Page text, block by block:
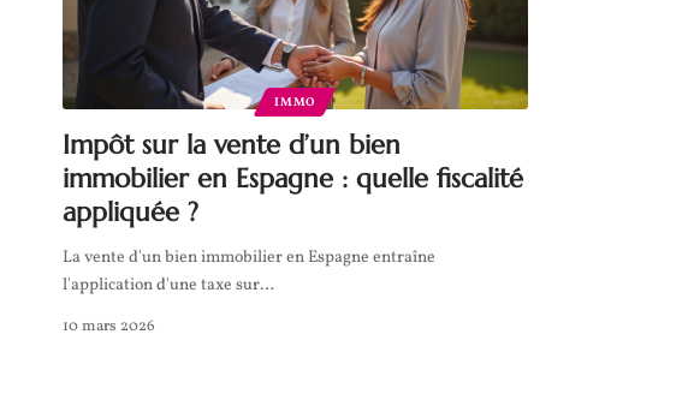
IMMO
Impôt sur la vente d’un bien
immobilier en Espagne : quelle fiscalité
appliquée ?
La vente d'un bien immobilier en Espagne entraîne
l'application d'une taxe sur…
10 mars 2026